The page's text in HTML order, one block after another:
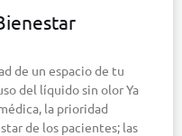
de un espacio de tu
del líquido sin olor Ya
la prioridad
de los pacientes; las